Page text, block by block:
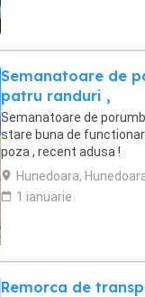
Semanatoare de
patru randuri ,
Semanatoare de
stare buna de
poza , recent adusa !
Hunedoara,
1 ianuarie
Remorca de